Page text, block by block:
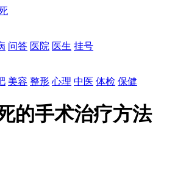
问答 医院 医生 挂号
美容 整形 心理 中医 体检 保健
的手术治疗方法